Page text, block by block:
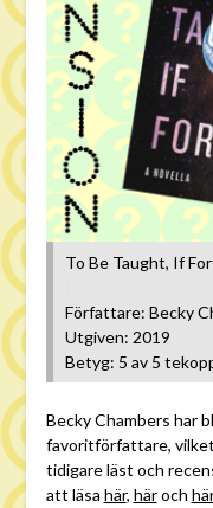
To Be Taught, If
Författare: Becky
Utgiven: 2019
Betyg: 5 av 5
Becky Chambers har
favoritförfattare,
tidigare läst och
att läsa här, häroch